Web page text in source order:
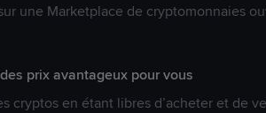
une Marketplace de cryptomonnaies
prix avantageux pour vous
cryptos en étant libres d’acheter et de